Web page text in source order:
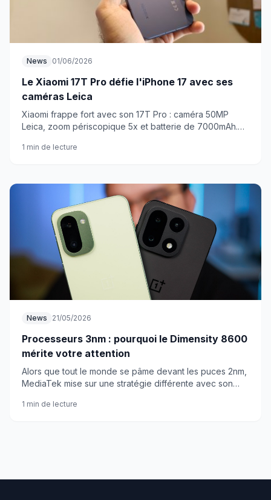
News 01/06/2026
Le Xiaomi 17T Pro défie l'iPhone 17 avec ses
caméras Leica
Xiaomi frappe fort avec son 17T Pro : caméra 50MP
Leica, zoom périscopique 5x et batterie de 7000mAh.
1 min de lecture
News 21/05/2026
Processeurs 3nm : pourquoi le Dimensity 8600
mérite votre attention
Alors que tout le monde se pâme devant les puces 2nm,
MediaTek mise sur une stratégie différente avec son
tout.
1 min de lecture